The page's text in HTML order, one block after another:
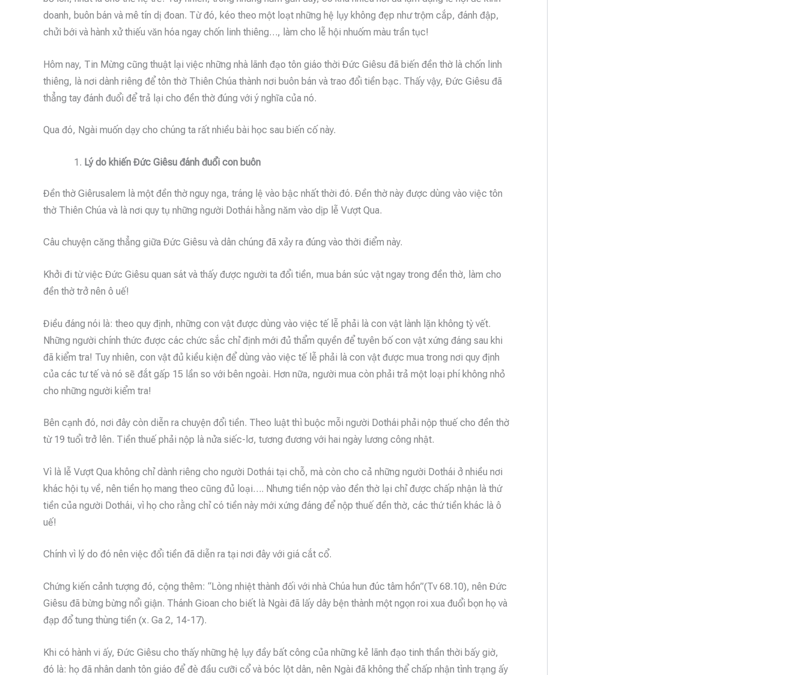
doanh, buôn bán và mê tín dị đoan. Từ đó, kéo theo một loạt những hệ lụy không đẹp như trộm cắp, đánh đập,
chửi bới và hành xử thiếu văn hóa ngay chốn linh thiêng…, làm cho lễ hội nhuốm màu trần tục!
Hôm nay, Tin Mừng cũng thuật lại việc những nhà lãnh đạo tôn giáo thời Đức Giêsu đã biến đền thờ là chốn linh
thiêng, là nơi dành riêng để tôn thờ Thiên Chúa thành nơi buôn bán và trao đổi tiền bạc. Thấy vậy, Đức Giêsu đã
thẳng tay đánh đuổi để trả lại cho đền thờ đúng với ý nghĩa của nó.
Qua đó, Ngài muốn dạy cho chúng ta rất nhiều bài học sau biến cố này.
Lý do khiến Đức Giêsu đánh đuổi con buôn
Đền thờ Giêrusalem là một đền thờ nguy nga, tráng lệ vào bậc nhất thời đó. Đền thờ này được dùng vào việc tôn
thờ Thiên Chúa và là nơi quy tụ những người Dothái hằng năm vào dịp lễ Vượt Qua.
Câu chuyện căng thẳng giữa Đức Giêsu và dân chúng đã xảy ra đúng vào thời điểm này.
Khởi đi từ việc Đức Giêsu quan sát và thấy được người ta đổi tiền, mua bán súc vật ngay trong đền thờ, làm cho
đền thờ trở nên ô uế!
Điều đáng nói là: theo quy định, những con vật được dùng vào việc tế lễ phải là con vật lành lặn không tỳ vết.
Những người chính thức được các chức sắc chỉ định mới đủ thẩm quyền để tuyên bố con vật xứng đáng sau khi
đã kiểm tra! Tuy nhiên, con vật đủ kiều kiện để dùng vào việc tế lễ phải là con vật được mua trong nơi quy định
của các tư tế và nó sẽ đắt gấp 15 lần so với bên ngoài. Hơn nữa, người mua còn phải trả một loại phí không nhỏ
cho những người kiểm tra!
Bên cạnh đó, nơi đây còn diễn ra chuyện đổi tiền. Theo luật thì buộc mỗi người Dothái phải nộp thuế cho đền thờ
từ 19 tuổi trở lên. Tiền thuế phải nộp là nửa siếc-lơ, tương đương với hai ngày lương công nhật.
Vì là lễ Vượt Qua không chỉ dành riêng cho người Dothái tại chỗ, mà còn cho cả những người Dothái ở nhiều nơi
khác hội tụ về, nên tiền họ mang theo cũng đủ loại…. Nhưng tiền nộp vào đền thờ lại chỉ được chấp nhận là thứ
tiền của người Dothái, vì họ cho rằng chỉ có tiền này mới xứng đáng để nộp thuế đền thờ, các thứ tiền khác là ô
uế!
Chính vì lý do đó nên việc đổi tiền đã diễn ra tại nơi đây với giá cắt cổ.
Chứng kiến cảnh tượng đó, cộng thêm: “Lòng nhiệt thành đối với nhà Chúa hun đúc tâm hồn”(Tv 68.10), nên Đức
Giêsu đã bừng bừng nổi giận. Thánh Gioan cho biết là Ngài đã lấy dây bện thành một ngọn roi xua đuổi bọn họ và
đạp đổ tung thùng tiền (x. Ga 2, 14-17).
Khi có hành vi ấy, Đức Giêsu cho thấy những hệ lụy đầy bất công của những kẻ lãnh đạo tinh thần thời bấy giờ,
đó là: họ đã nhân danh tôn giáo để đè đầu cưỡi cổ và bóc lột dân, nên Ngài đã không thể chấp nhận tình trạng ấy